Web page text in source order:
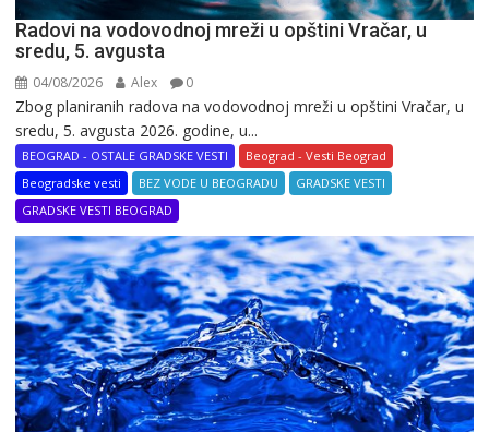
Radovi na vodovodnoj mreži u opštini Vračar, u
sredu, 5. avgusta
04/08/2026 Alex 0
Zbog planiranih radova na vodovodnoj mreži u opštini Vračar, u
sredu, 5. avgusta 2026. godine, u...
BEOGRAD - OSTALE GRADSKE VESTI
Beograd - Vesti Beograd
Beogradske vesti
BEZ VODE U BEOGRADU
GRADSKE VESTI
GRADSKE VESTI BEOGRAD